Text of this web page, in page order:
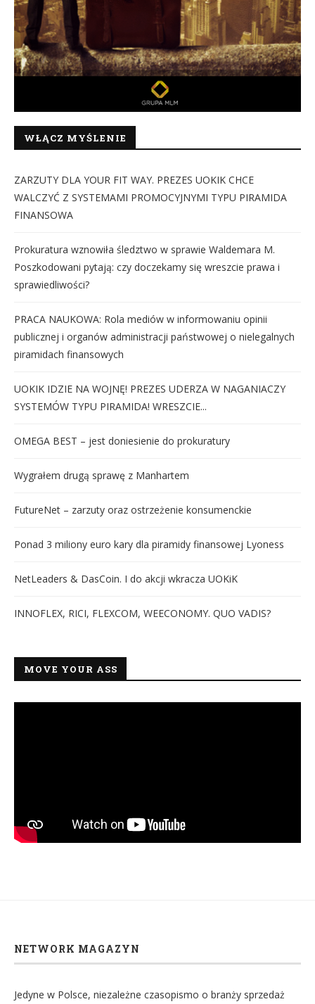
WŁĄCZ MYŚLENIE
ZARZUTY DLA YOUR FIT WAY. PREZES UOKIK CHCE
WALCZYĆ Z SYSTEMAMI PROMOCYJNYMI TYPU PIRAMIDA
FINANSOWA
Prokuratura wznowiła śledztwo w sprawie Waldemara M.
Poszkodowani pytają: czy doczekamy się wreszcie prawa i
sprawiedliwości?
PRACA NAUKOWA: Rola mediów w informowaniu opinii
publicznej i organów administracji państwowej o nielegalnych
piramidach finansowych
UOKIK IDZIE NA WOJNĘ! PREZES UDERZA W NAGANIACZY
SYSTEMÓW TYPU PIRAMIDA! WRESZCIE...
OMEGA BEST – jest doniesienie do prokuratury
Wygrałem drugą sprawę z Manhartem
FutureNet – zarzuty oraz ostrzeżenie konsumenckie
Ponad 3 miliony euro kary dla piramidy finansowej Lyoness
NetLeaders & DasCoin. I do akcji wkracza UOKiK
INNOFLEX, RICI, FLEXCOM, WEECONOMY. QUO VADIS?
MOVE YOUR ASS
NETWORK MAGAZYN
Jedyne w Polsce, niezależne czasopismo o branży sprzedaż